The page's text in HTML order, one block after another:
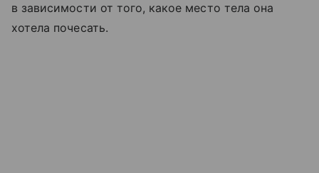
в зависимости от того, какое место тела она
хотела почесать.